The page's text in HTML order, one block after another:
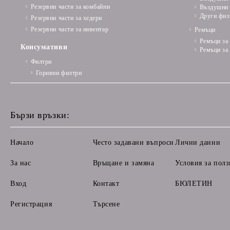
Резервни части за комбайни
Резервни части за хедери
Резервни части за инвентар
Консумативи
Филтри
Горивни филтри
Въздушни
Други
Ремъци
Ремъци за
Ремъци
Бързи връзки:
Начало
За нас
Вход
Регистрация
Често задавани въпроси
Връщане и замяна
Контакт
Търсене
Лични данни
Условия за
БЮЛЕТИН